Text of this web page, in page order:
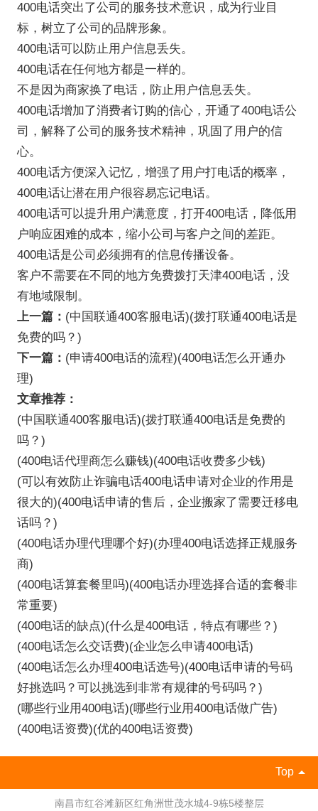
400电话突出了公司的服务技术意识，成为行业目
标，树立了公司的品牌形象。
400电话可以防止用户信息丢失。
400电话在任何地方都是一样的。
不是因为商家换了电话，防止用户信息丢失。
400电话增加了消费者订购的信心，开通了400电话公
司，解释了公司的服务技术精神，巩固了用户的信
心。
400电话方便深入记忆，增强了用户打电话的概率，
400电话让潜在用户很容易忘记电话。
400电话可以提升用户满意度，打开400电话，降低用
户响应困难的成本，缩小公司与客户之间的差距。
400电话是公司必须拥有的信息传播设备。
客户不需要在不同的地方免费拨打天津400电话，没
有地域限制。
上一篇： (中国联通400客服电话)(拨打联通400电话是
免费的吗？)
下一篇： (申请400电话的流程)(400电话怎么开通办
理)
文章推荐：
(中国联通400客服电话)(拨打联通400电话是免费的
吗？)
(400电话代理商怎么赚钱)(400电话收费多少钱)
(可以有效防止诈骗电话400电话申请对企业的作用是
很大的)(400电话申请的售后，企业搬家了需要迁移电
话吗？)
(400电话办理代理哪个好)(办理400电话选择正规服务
商)
(400电话算套餐里吗)(400电话办理选择合适的套餐非
常重要)
(400电话的缺点)(什么是400电话，特点有哪些？)
(400电话怎么交话费)(企业怎么申请400电话)
(400电话怎么办理400电话选号)(400电话申请的号码
好挑选吗？可以挑选到非常有规律的号码吗？)
(哪些行业用400电话)(哪些行业用400电话做广告)
(400电话资费)(优的400电话资费)
Top
南昌市红谷滩新区红角洲世茂水城4-9栋5楼整层